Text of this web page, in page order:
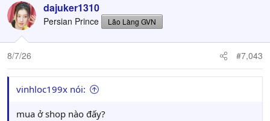
dajuker1310
Persian Prince Lão Làng GVN
8/7/26 #7,043
vinhloc199x nói:
mua ở shop nào đấy?